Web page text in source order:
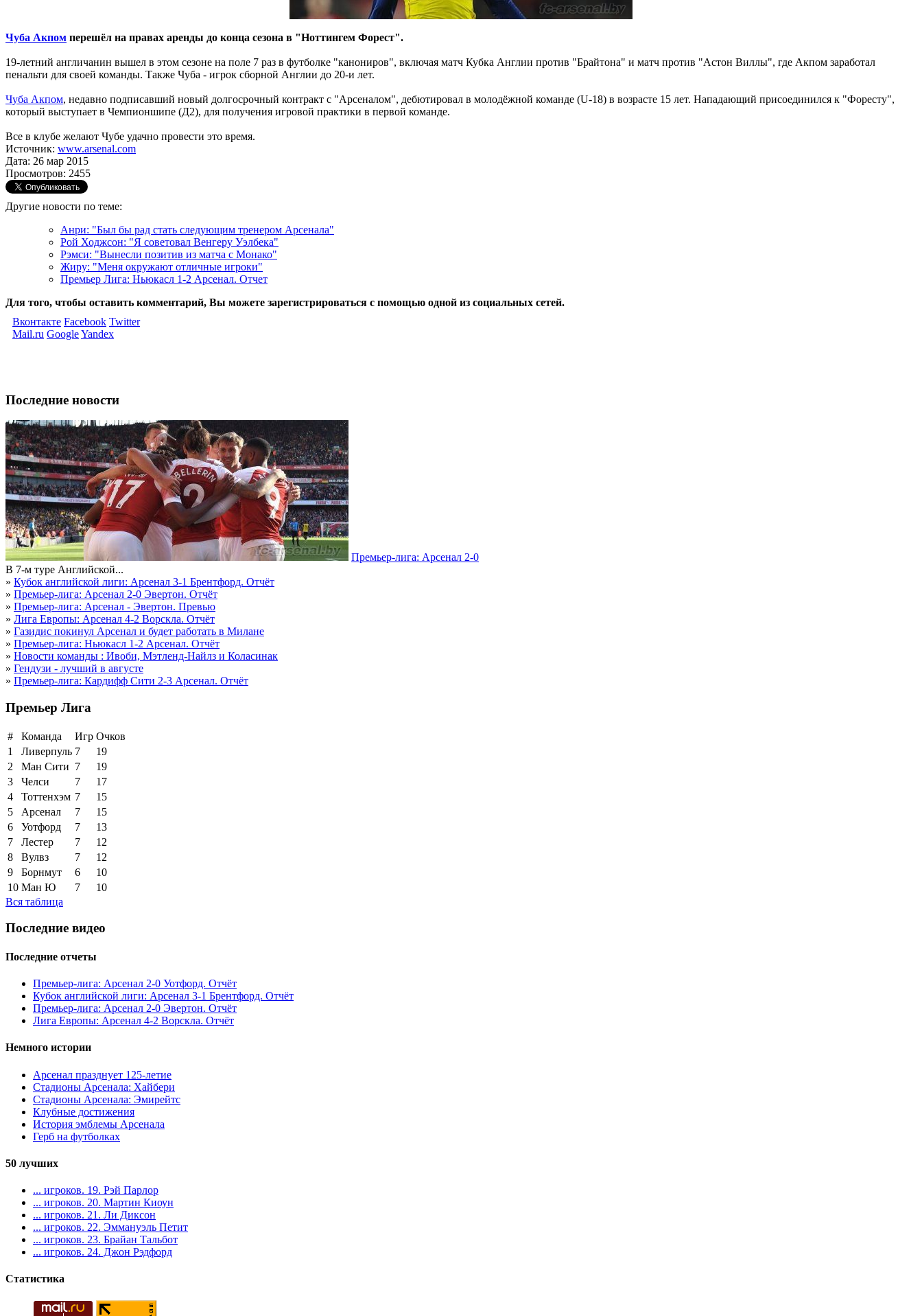
Чуба Акпом перешёл на правах аренды до конца сезона в "Ноттингем Форест".
19-летний англичанин вышел в этом сезоне на поле 7 раз в футболке "канониров", включая матч Кубка Англии против "Брайтона" и матч против "Астон Виллы", где Акпом заработал
пенальти для своей команды. Также Чуба - игрок сборной Англии до 20-и лет.
Чуба Акпом, недавно подписавший новый долгосрочный контракт с "Арсеналом", дебютировал в молодёжной команде (U-18) в возрасте 15 лет. Нападающий присоединился к "Форесту",
который выступает в Чемпионшипе (Д2), для получения игровой практики в первой команде.
Все в клубе желают Чубе удачно провести это время.
Источник: www.arsenal.com
Дата: 26 мар 2015
Просмотров: 2455
Другие новости по теме:
Анри: "Был бы рад стать следующим тренером Арсенала"
Рой Ходжсон: "Я советовал Венгеру Уэлбека"
Рэмси: "Вынесли позитив из матча с Монако"
Жиру: "Меня окружают отличные игроки"
Премьер Лига: Ньюкасл 1-2 Арсенал. Отчет
Для того, чтобы оставить комментарий, Вы можете зарегистрироваться с помощью одной из социальных сетей.
Вконтакте Facebook Twitter
Mail.ru GoogleYandex
Последние новости
Премьер-лига: Арсенал 2-0
В 7-м туре Английской...
» Кубок английской лиги: Арсенал 3-1 Брентфорд. Отчёт
» Премьер-лига: Арсенал 2-0 Эвертон. Отчёт
» Премьер-лига: Арсенал - Эвертон. Превью
» Лига Европы: Арсенал 4-2 Ворскла. Отчёт
» Газидис покинул Арсенал и будет работать в Милане
» Премьер-лига: Ньюкасл 1-2 Арсенал. Отчёт
» Новости команды : Ивоби, Мэтленд-Найлз и Коласинак
» Гендузи - лучший в августе
» Премьер-лига: Кардифф Сити 2-3 Арсенал. Отчёт
Премьер Лига
# Команда Игр Очков
1
Ливерпуль 7
19
2
Ман Сити 7
19
3
Челси 7
17
4
Тоттенхэм 7
15
5
Арсенал 7
15
6
Уотфорд 7
13
7
Лестер 7
12
8
Вулвз 7
12
9
Борнмут 6
10
10 Ман Ю 7
10
Вся таблица
Последние видео
Последние отчеты
Премьер-лига: Арсенал 2-0 Уотфорд. Отчёт
Кубок английской лиги: Арсенал 3-1 Брентфорд. Отчёт
Премьер-лига: Арсенал 2-0 Эвертон. Отчёт
Лига Европы: Арсенал 4-2 Ворскла. Отчёт
Немного истории
Арсенал празднует 125-летие
Стадионы Арсенала: Хайбери
Стадионы Арсенала: Эмирейтс
Клубные достижения
История эмблемы Арсенала
Герб на футболках
50 лучших
... игроков. 19. Рэй Парлор
... игроков. 20. Мартин Киоун
... игроков. 21. Ли Диксон
... игроков. 22. Эммануэль Петит
... игроков. 23. Брайан Тальбот
... игроков. 24. Джон Рэдфорд
Статистика